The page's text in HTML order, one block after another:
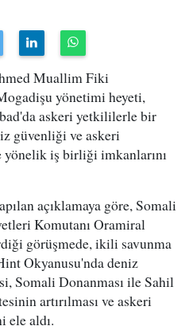
Muallim Fiki
yönetimi heyeti,
askeri yetkililerle bir
güvenliği ve askeri
iş birliği imkanlarını
açıklamaya göre, Somali
Komutanı Oramiral
görüşmede, ikili savunma
Okyanusu'nda deniz
Somali Donanması ile Sahil
artırılması ve askeri
ele aldı.